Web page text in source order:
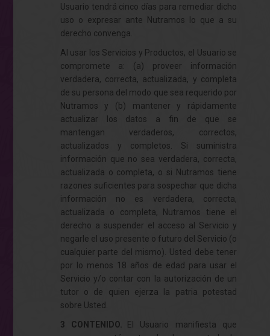
Usuario tendrá cinco días para remediar dicho
uso o expresar ante
Nutramos lo que a su
derecho convenga.
Al usar los Servicios y Productos, el Usuario se
compromete a: (a) proveer información
verdadera, correcta, actualizada, y completa
de su persona del modo que sea requerido por
Nutramos y (b) mantener y rápidamente
actualizar los datos a fin de que se
mantengan verdaderos, correctos,
actualizados y completos. Si suministra
información que no sea verdadera, correcta,
actualizada o completa, o si Nutramos tiene
razones suficientes para sospechar que dicha
información no es verdadera, correcta,
actualizada o completa, Nutramos tiene el
derecho a suspender el acceso al Servicio y
negarle el uso presente o futuro del Servicio (o
cualquier parte del mismo). Usted debe tener
por lo menos 18 años de edad para usar el
Servicio y/o contar con la autorización de un
tutor o de quien ejerza la patria potestad
sobre Usted.
3 CONTENIDO.
El Usuario manifiesta que